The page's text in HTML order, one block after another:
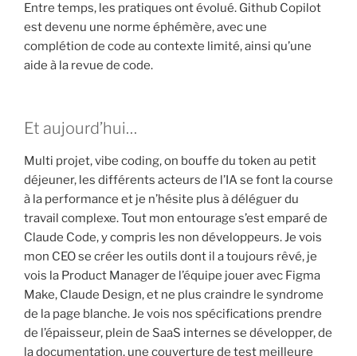
Entre temps, les pratiques ont évolué. Github Copilot
est devenu une norme éphémère, avec une
complétion de code au contexte limité, ainsi qu’une
aide à la revue de code.
Et aujourd’hui…
Multi projet, vibe coding, on bouffe du token au petit
déjeuner, les différents acteurs de l’IA se font la course
à la performance et je n’hésite plus à déléguer du
travail complexe. Tout mon entourage s’est emparé de
Claude Code, y compris les non développeurs. Je vois
mon CEO se créer les outils dont il a toujours rêvé, je
vois la Product Manager de l’équipe jouer avec Figma
Make, Claude Design, et ne plus craindre le syndrome
de la page blanche. Je vois nos spécifications prendre
de l’épaisseur, plein de SaaS internes se développer, de
la documentation, une couverture de test meilleure